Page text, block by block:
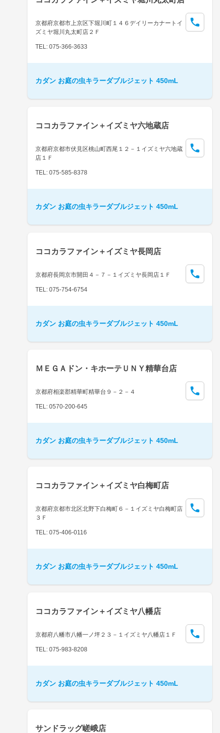
京都府京都市上京区下堀川町１４６デイリーカナートイ
ズミヤ堀川丸太町店２Ｆ
TEL: 075-366-3633
カダン お庭の虫キラーダブルジェット 450mL
ココカラファイン＋イズミヤ六地蔵店
京都府京都市伏見区桃山町西尾１２－１イズミヤ六地蔵
店１Ｆ
TEL: 075-585-8378
カダン お庭の虫キラーダブルジェット 450mL
ココカラファイン＋イズミヤ長岡店
京都府長岡京市開田４－７－１イズミヤ長岡店１Ｆ
TEL: 075-754-6754
カダン お庭の虫キラーダブルジェット 450mL
ＭＥＧＡドン・キホーテＵＮＹ精華台店
京都府相楽郡精華町精華台９－２－４
TEL: 0570-200-645
カダン お庭の虫キラーダブルジェット 450mL
ココカラファイン＋イズミヤ白梅町店
京都府京都市北区北野下白梅町６－１イズミヤ白梅町店
３Ｆ
TEL: 075-406-0116
カダン お庭の虫キラーダブルジェット 450mL
ココカラファイン＋イズミヤ八幡店
京都府八幡市八幡一ノ坪２３－１イズミヤ八幡店１Ｆ
TEL: 075-983-8208
カダン お庭の虫キラーダブルジェット 450mL
サンドラッグ嵯峨店